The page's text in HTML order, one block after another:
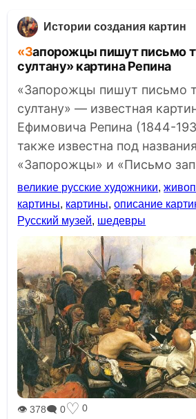
Истории создания картин
«Запорожцы пишут письмо турецкому
султану» картина Репина
«Запорожцы пишут письмо
султану» — известная
Ефимовича Репина (1844-
также известна под
«Запорожцы» и «Письмо
великие русские художники,
картины, картины,описание
Русский музей, шедевры
👁 378🗨 0♡ 0